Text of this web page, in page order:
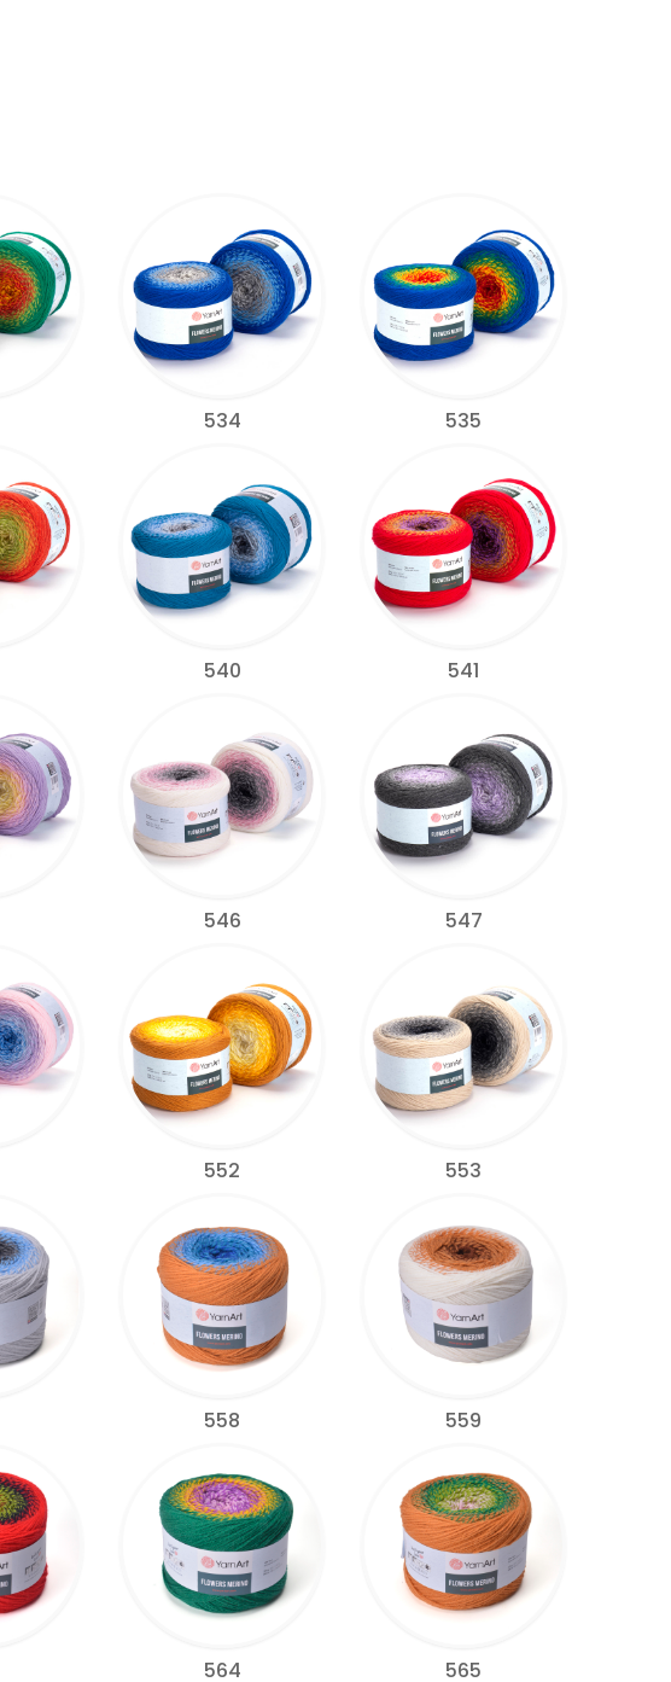
534 535
540 541
546 547
552 553
558 559
564 565